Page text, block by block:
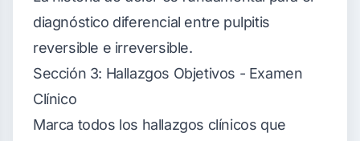
diagnóstico diferencial entre pulpitis
reversible e irreversible.
Sección 3: Hallazgos Objetivos - Examen
Clínico
Marca todos los hallazgos clínicos que